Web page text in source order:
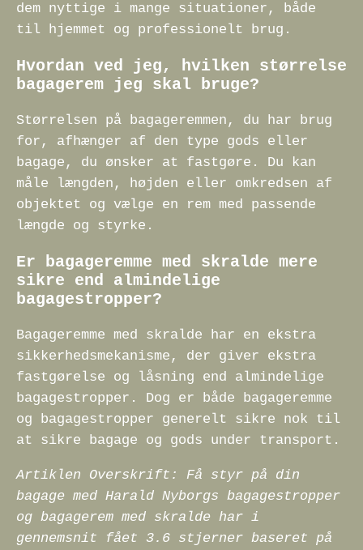
dem nyttige i mange situationer, både
til hjemmet og professionelt brug.
Hvordan ved jeg, hvilken størrelse
bagagerem jeg skal bruge?
Størrelsen på bagageremmen, du har brug
for, afhænger af den type gods eller
bagage, du ønsker at fastgøre. Du kan
måle længden, højden eller omkredsen af
objektet og vælge en rem med passende
længde og styrke.
Er bagageremme med skralde mere
sikre end almindelige
bagagestropper?
Bagageremme med skralde har en ekstra
sikkerhedsmekanisme, der giver ekstra
fastgørelse og låsning end almindelige
bagagestropper. Dog er både bagageremme
og bagagestropper generelt sikre nok til
at sikre bagage og gods under transport.
Artiklen Overskrift: Få styr på din
bagage med Harald Nyborgs bagagestropper
og bagagerem med skralde har i
gennemsnit fået 3.6 stjerner baseret på